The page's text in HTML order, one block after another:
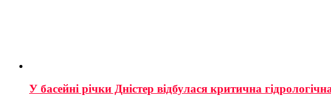
У басейні річки Дністер відбулася критична